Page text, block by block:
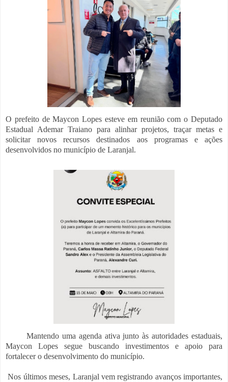
O prefeito de Maycon Lopes esteve em reunião com o Deputado
Estadual Ademar Traiano para alinhar projetos, traçar metas e
solicitar novos recursos destinados aos programas e ações
desenvolvidos no município de Laranjal.
Mantendo uma agenda ativa junto às autoridades estaduais,
Maycon Lopes segue buscando investimentos e apoio para
fortalecer o desenvolvimento do município.
Nos últimos meses, Laranjal vem registrando avanços importantes,